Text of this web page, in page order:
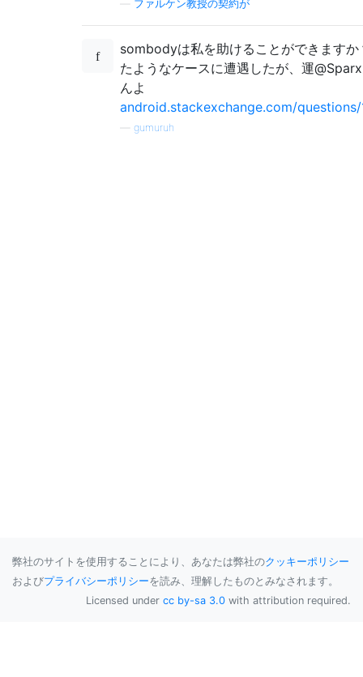
ファルケン教授の契約が
sombodyは私を助けることができますか
たようなケースに遭遇したが、運
んよ
android.stackexchange.com/
gumuruh
弊社のサイトを使用することにより、あなたは弊社のクッキーポリシー
およびプライバシーポリシーを読み、理解したものとみなされます。
Licensed under cc by-sa 3.0 with attribution required.